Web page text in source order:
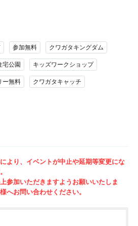
参加無料 クワガタキングダム
宅公園 キッズワークショップ
ー無料 クワガタキャッチ
より、イベントが中止や延期等変更にな
参加いただきますようお願いいたしま
へお問い合わせください。